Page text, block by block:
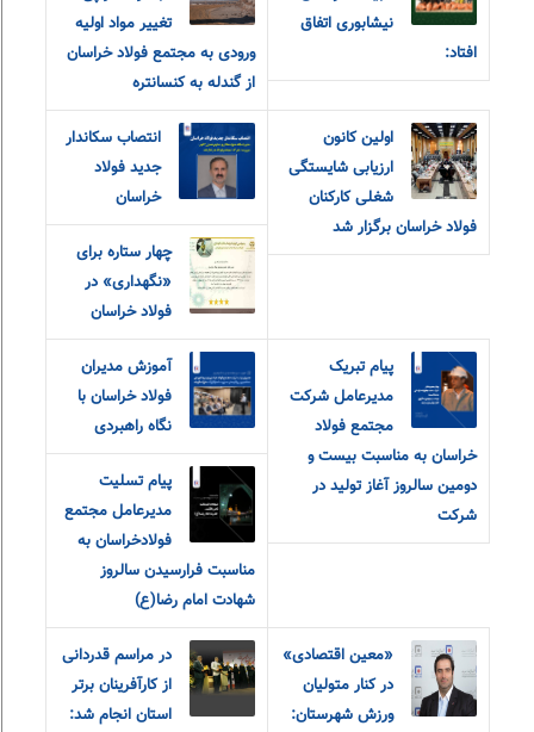
نیشابوری اتفاق
افتاد:
تغییر مواد اولیه
ورودی به مجتمع فولاد خراسان
از گندله به کنسانتره
اولین کانون
ارزیابی شایستگی
شغلی کارکنان
فولاد خراسان برگزار شد
انتصاب سکاندار
جدید فولاد
خراسان
چهار ستاره برای
«نگهداری» در
فولاد خراسان
پیام تبریک
مدیرعامل شرکت
مجتمع فولاد
خراسان به مناسبت بیست و
دومین سالروز آغاز تولید در
شرکت
آموزش مدیران
فولاد خراسان با
نگاه راهبردی
پیام‌ ‌تسلیت
مدیرعامل مجتمع
فولاد‌خراسان به
مناسبت‌ فرارسیدن سالروز
شهادت امام‌ رضا(ع)
«معین اقتصادی»
در کنار متولیان
ورزش شهرستان:
در مراسم قدردانی
از کارآفرینان برتر
استان انجام شد: